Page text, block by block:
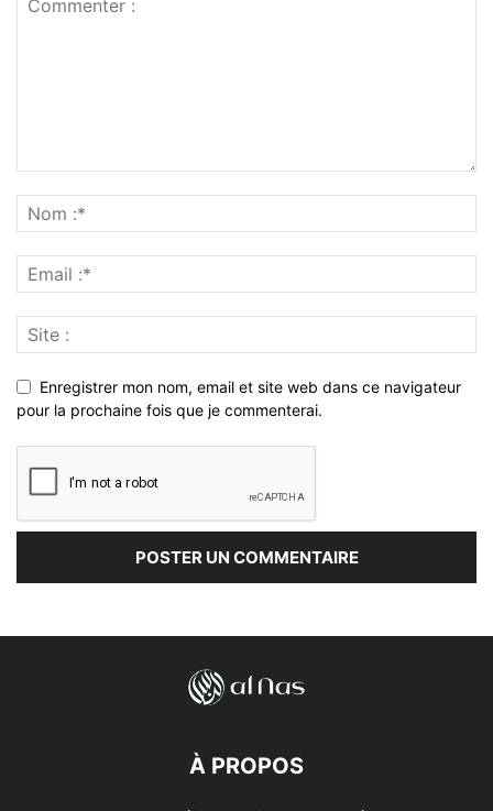
Enregistrer mon nom, email et site web dans ce navigateur
pour la prochaine fois que je commenterai.
À PROPOS